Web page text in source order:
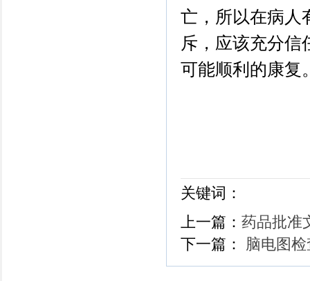
亡，所以在病人
斥，应该充分信
可能顺利的康复
关键词：
上一篇： 药品批准
下一篇：
脑电图